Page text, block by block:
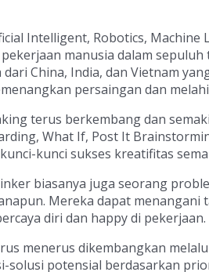
Intelligent, Robotics,
manusia dalam
China, India, dan Vietnam
persaingan dan
terus berkembang dan
What If, Post It
kunci sukses kreatifitas
biasanya juga seorang
Mereka dapat
diri dan happy di pekerjaan.
menerus dikembangkan
solusi potensial berdasarkan